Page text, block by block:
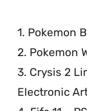
1. Pokemon
2. Pokemon
3. Crysis 2
Electronic